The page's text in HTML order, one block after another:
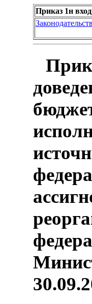
Приказ 1н